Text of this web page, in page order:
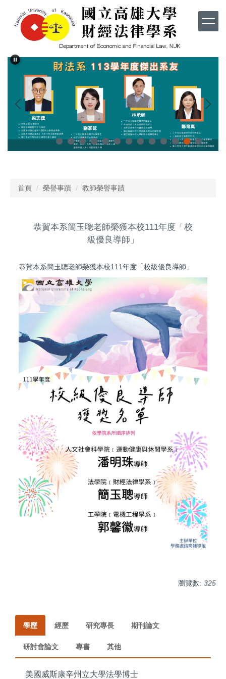
容
首頁 榮譽事蹟 教師榮譽事蹟
恭賀本系簡玉聰老師榮獲本校111年度「校
級優良導師」
恭賀本系簡玉聰老師榮獲本校111年度「校級優良導師」
瀏覽數: 325
學歷 經歷 研究專長 期刊論文
研討會論文 專書 其他
美國威斯康辛州立大學法學博士